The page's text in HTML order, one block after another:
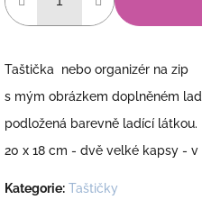
Taštička nebo organizér na zip
s mým obrázkem doplněném
podložená barevně ladící látkou.
20 x 18 cm - dvě velké kapsy - v
Kategorie: Taštičky